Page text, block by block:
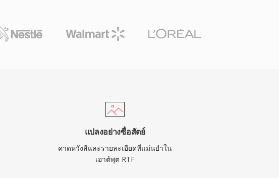
แปลงอย่างซื่อสัตย์
คาดหวังสีและรายละเอียดที่แม่นยำใน
เอาต์พุต RTF